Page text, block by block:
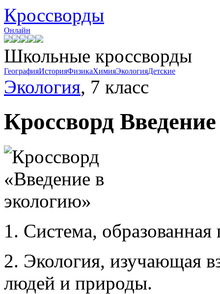
Кроссворды
Онлайн
Школьные кроссворды
ГеографияИсторияФизикаХимияЭкологияДетские
Экология, 7 класс
Кроссворд
1. Система, образованная
2. Экология, изучающая
людей и природы.